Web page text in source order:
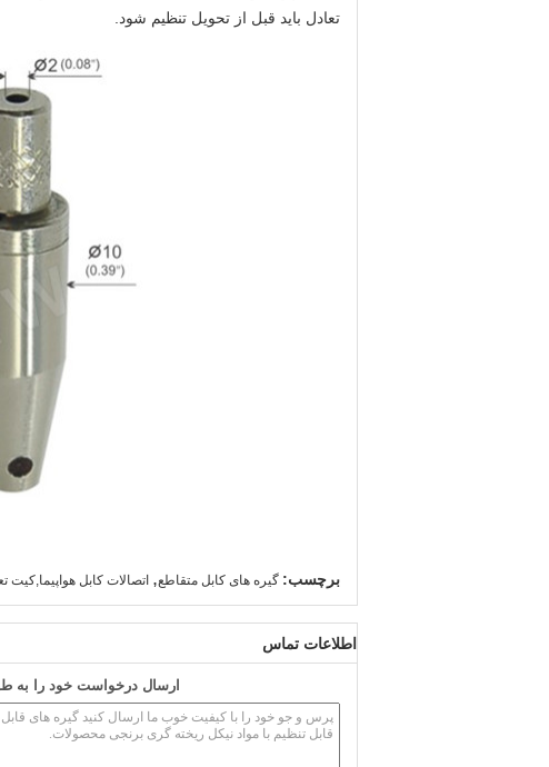
تعادل باید قبل از تحویل تنظیم شود.
برچسب: گیره های کابل متقاطع, اتصالات کابل هواپیما,کیت
اطلاعات تماس
ارسال درخواست خود را به